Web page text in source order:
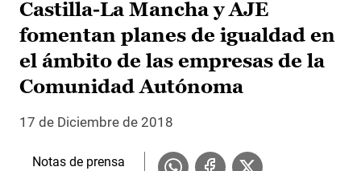
Castilla-La Mancha y AJE
fomentan planes de igualdad en
el ámbito de las empresas de la
Comunidad Autónoma
17 de Diciembre de 2018
Notas de prensa